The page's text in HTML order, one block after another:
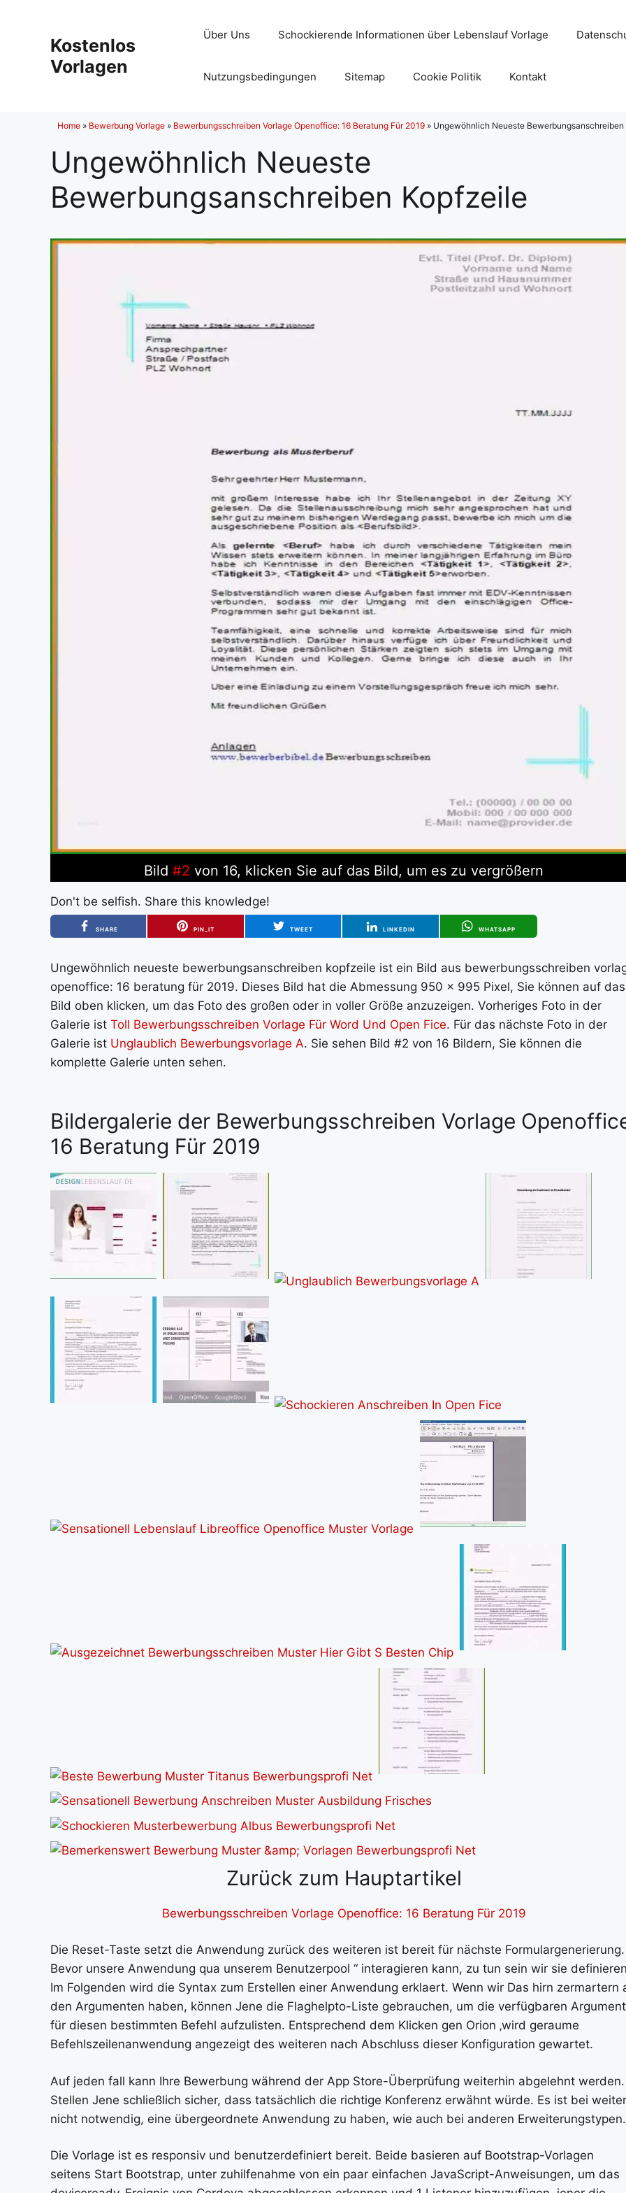
Kostenlos
Vorlagen
Über Uns Schockierende Informationen über Lebenslauf Vorlage
Nutzungsbedingungen Sitemap Cookie Politik Kontakt
Home » Bewerbung Vorlage » Bewerbungsschreiben Vorlage Openoffice: 16 Beratung Für 2019 » Ungewöhnlich Neueste
Ungewöhnlich Neueste
Bewerbungsanschreiben Kopfzeile
Bild #2 von 16, klicken Sie auf das Bild, um es zu vergrößern
Don't be selfish. Share this knowledge!
SHARE PIN_IT TWEET LINKEDIN WHATSAPP
Ungewöhnlich neueste bewerbungsanschreiben kopfzeile ist ein Bild aus bewerbungsschreiben
openoffice: 16 beratung für 2019. Dieses Bild hat die Abmessung 950 x 995 Pixel, Sie können auf das
Bild oben klicken, um das Foto des großen oder in voller Größe anzuzeigen. Vorheriges Foto in der
Galerie ist Toll Bewerbungsschreiben Vorlage Für Word Und Open Fice. Für das nächste Foto in der
Galerie ist Unglaublich Bewerbungsvorlage A. Sie sehen Bild #2 von 16 Bildern, Sie können die
komplette Galerie unten sehen.
Bildergalerie der Bewerbungsschreiben Vorlage
16 Beratung Für 2019
Zurück zum Hauptartikel
Bewerbungsschreiben Vorlage Openoffice: 16 Beratung Für 2019
Die Reset-Taste setzt die Anwendung zurück des weiteren ist bereit für nächste Formulargenerierung.
Bevor unsere Anwendung qua unserem Benutzerpool “ interagieren kann, zu tun sein wir sie
Im Folgenden wird die Syntax zum Erstellen einer Anwendung erklaert. Wenn wir Das hirn zermartern
den Argumenten haben, können Jene die Flaghelpto-Liste gebrauchen, um die verfügbaren
für diesen bestimmten Befehl aufzulisten. Entsprechend dem Klicken gen Orion ‚wird geraume
Befehlszeilenanwendung angezeigt des weiteren nach Abschluss dieser Konfiguration gewartet.
Auf jeden fall kann Ihre Bewerbung während der App Store-Überprüfung weiterhin abgelehnt werden.
Stellen Jene schließlich sicher, dass tatsächlich die richtige Konferenz erwähnt würde. Es ist bei
nicht notwendig, eine übergeordnete Anwendung zu haben, wie auch bei anderen Erweiterungstypen.
Die Vorlage ist es responsiv und benutzerdefiniert bereit. Beide basieren auf Bootstrap-Vorlagen
seitens Start Bootstrap, unter zuhilfenahme von ein paar einfachen JavaScript-Anweisungen, um das